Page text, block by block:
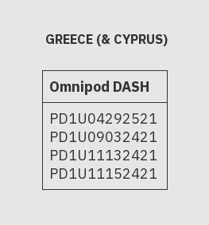
GREECE (& CYPRUS)
Omnipod DASH
PD1U04292521
PD1U09032421
PD1U11132421
PD1U11152421